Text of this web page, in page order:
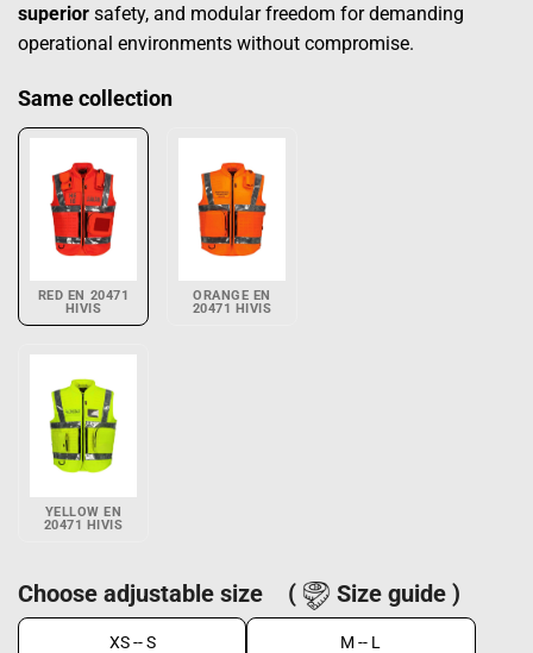
superior safety, and modular freedom for demanding
operational environments without compromise.
Same collection
RED EN 20471
HIVIS
ORANGE EN
20471 HIVIS
YELLOW EN
20471 HIVIS
Choose adjustable size ( Size guide )
XS -- S M -- L